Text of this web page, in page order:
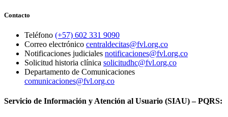
Contacto
Teléfono (+57) 602 331 9090
Correo electrónico centraldecitas@fvl.org.co
Notificaciones judiciales notificaciones@fvl.org.co
Solicitud historia clínica solicitudhc@fvl.org.co
Departamento de Comunicaciones
comunicaciones@fvl.org.co
Servicio de Información y Atención al Usuario (SIAU) – PQRS: